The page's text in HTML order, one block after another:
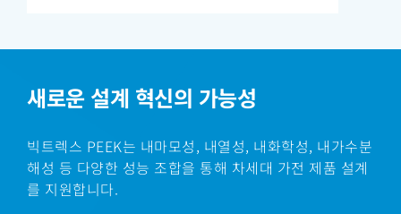
새로운 설계 혁신의 가능성
빅트렉스 PEEK는 내마모성, 내열성, 내화학성, 내가수분
해성 등 다양한 성능 조합을 통해 차세대 가전 제품 설계
를 지원합니다.